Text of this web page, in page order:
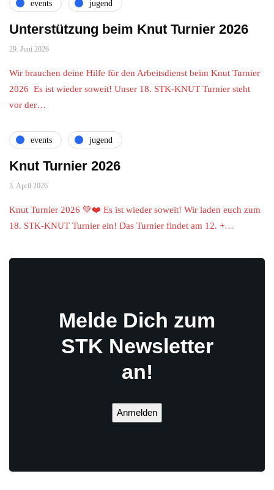
events jugend
Unterstützung beim Knut Turnier 2026
29. Juni 2026
Wir brauchen deine Hilfe für den Arbeitsdienst beim Knut Turnier
2026 Es ist wieder soweit! Unser 18. STK-KNUT Turnier steht
vor der…
events jugend
Knut Turnier 2026
3. April 2026
Knut Turnier 2026 💚❤️ Es ist wieder soweit! Wir laden euch zum
18. STK-KNUT Turnier ein! Das Turnier findet am 12. +…
Melde Dich zum
STK Newsletter
an!
Anmelden